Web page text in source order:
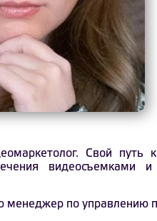
Свой
видеосъемками и
менеджер по управлению